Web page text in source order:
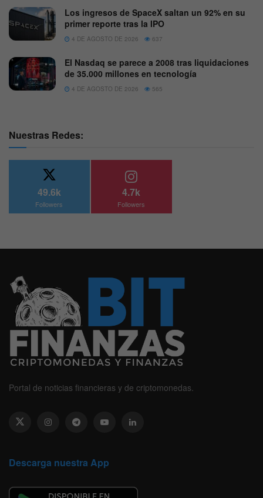
Los ingresos de SpaceX saltan un 92% en su
primer reporte tras la IPO
4 DE AGOSTO DE 2026 637
El Nasdaq se parece a 2008 tras liquidaciones
de 35.000 millones en tecnología
4 DE AGOSTO DE 2026 565
Nuestras Redes:
49.6k
Followers
4.7k
Followers
Portal de noticias financieras y de criptomonedas.
Descarga nuestra App